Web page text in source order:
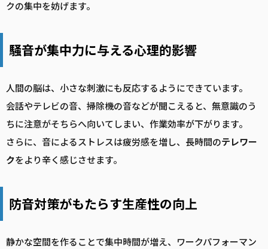
クの集中を妨げます。
騒音が集中力に与える心理的影響
人間の脳は、小さな刺激にも反応するようにできています。
会話やテレビの音、掃除機の音などが聞こえると、無意識のう
ちに注意がそちらへ向いてしまい、作業効率が下がります。
さらに、音によるストレスは疲労感を増し、長時間のテレワー
クをより辛く感じさせます。
防音対策がもたらす生産性の向上
静かな空間を作ることで集中時間が増え、ワークパフォーマン